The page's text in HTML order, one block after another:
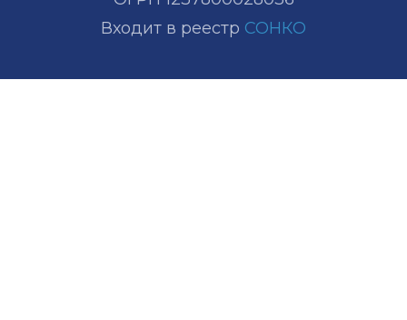
Входит в реестр СОНКО